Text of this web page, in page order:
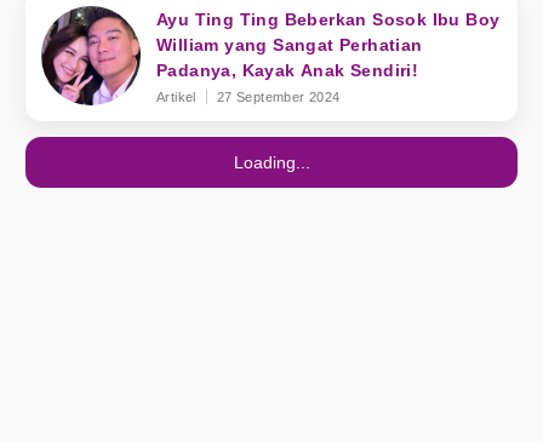
Ayu Ting Ting Beberkan Sosok Ibu Boy
William yang Sangat Perhatian
Padanya, Kayak Anak Sendiri!
Artikel 27 September 2024
Loading...